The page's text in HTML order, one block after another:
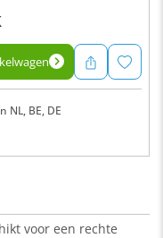
NL, BE, DE
voor een rechte